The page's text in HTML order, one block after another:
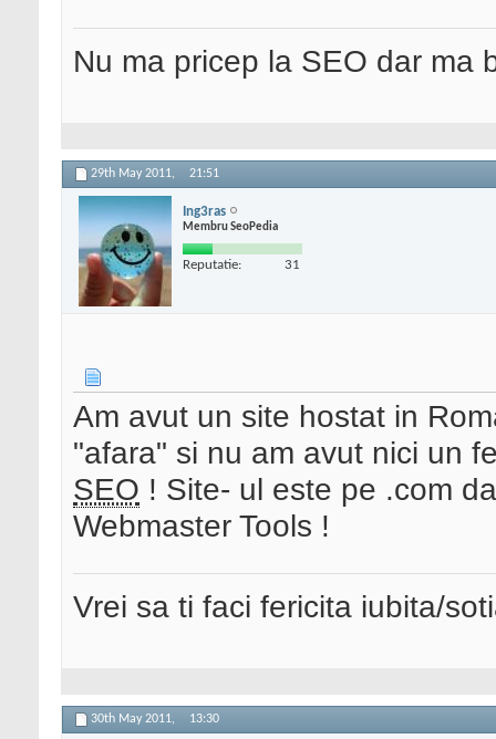
Nu ma pricep la SEO dar ma
29th May 2011, 21:51
Ing3ras
Membru SeoPedia
Reputatie: 31
Am avut un site hostat in
"afara" si nu am avut nici un
SEO ! Site- ul este pe .com
Webmaster Tools !
Vrei sa ti faci fericita iubita/
30th May 2011, 13:30